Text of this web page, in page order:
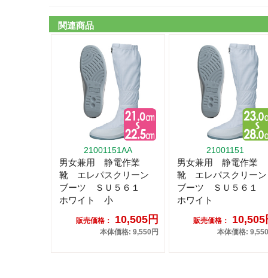
関連商品
21001151AA
男女兼用 静電作業
靴 エレパスクリーン
ブーツ ＳＵ５６１
ホワイト 小
販売価格： 10,505円
本体価格: 9,550円
21001151
男女兼用 静電作業
靴 エレパスクリーン
ブーツ ＳＵ５６１
ホワイト
販売価格： 10,505
本体価格: